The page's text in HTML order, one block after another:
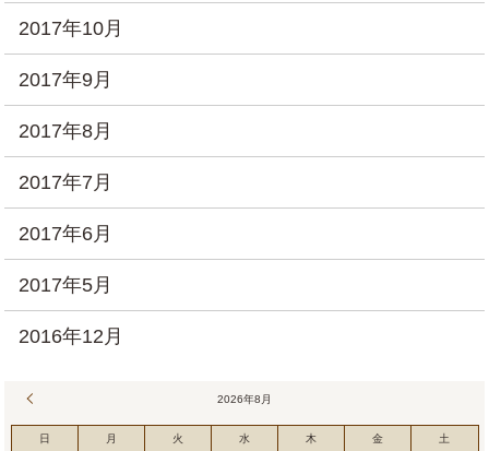
2017年10月
2017年9月
2017年8月
2017年7月
2017年6月
2017年5月
2016年12月
2026年8月
日 月 火 水 木 金 土